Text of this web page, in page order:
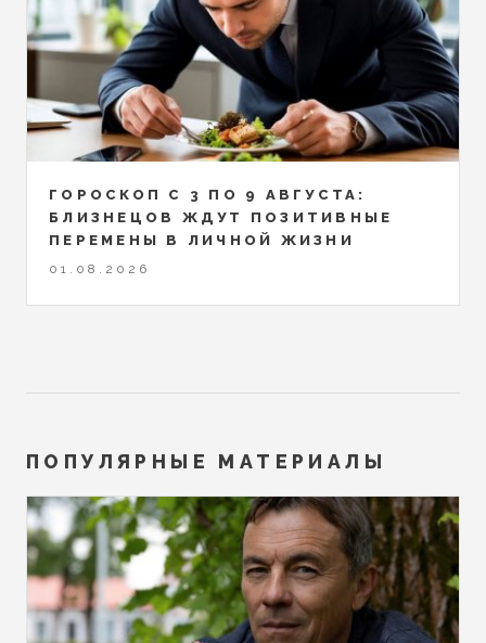
ГОРОСКОП С 3 ПО 9 АВГУСТА:
БЛИЗНЕЦОВ ЖДУТ ПОЗИТИВНЫЕ
ПЕРЕМЕНЫ В ЛИЧНОЙ ЖИЗНИ
01.08.2026
ПОПУЛЯРНЫЕ МАТЕРИАЛЫ